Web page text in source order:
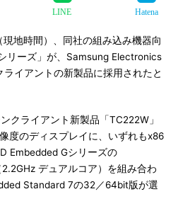
LINE Hatena
地時間）、同社の組み込み機器向
リーズ」が、Samsung Electronics
イアントの新製品に採用されたと
ライアント新製品「TC222W」
度のディスプレイに、いずれもx86
Embedded Gシリーズの
デュアルコア）を組み合わ
Standard 7の32／64bit版が選